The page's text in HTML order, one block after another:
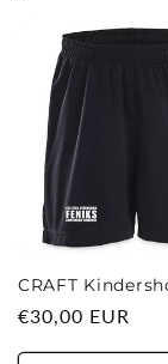
CRAFT
Normale
€30,00 EUR